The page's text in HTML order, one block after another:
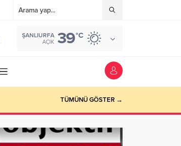
ŞANLIURFA
AÇIK 39°C
TÜMÜNÜ GÖSTER →